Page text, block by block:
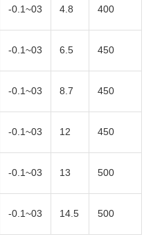
-0.1~03 4.8 400
-0.1~03 6.5 450
-0.1~03 8.7 450
-0.1~03 12 450
-0.1~03 13 500
-0.1~03 14.5 500